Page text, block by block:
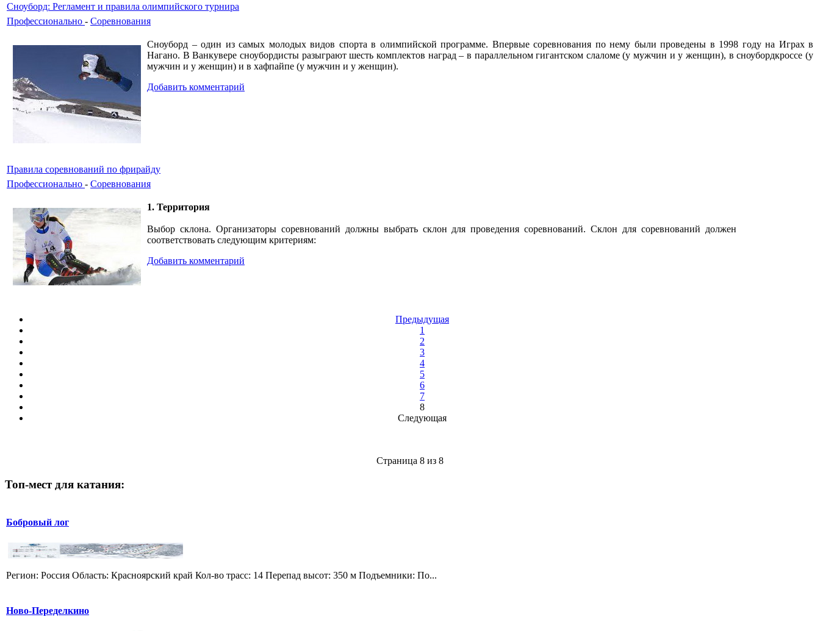
Сноуборд: Регламент и правила олимпийского турнира
Профессионально - Соревнования
Сноуборд – один из самых молодых видов спорта в олимпийской программе. Впервые соревнования по нему были проведены в 1998 году на Играх в
Нагано. В Ванкувере сноубордисты разыграют шесть комплектов наград – в параллельном гигантском слаломе (у мужчин и у женщин), в сноубордкроссе (у
мужчин и у женщин) и в хафпайпе (у мужчин и у женщин).
Добавить комментарий
Правила соревнований по фрирайду
Профессионально - Соревнования
1. Территория
Выбор склона. Организаторы соревнований должны выбрать склон для проведения соревнований. Склон для соревнований должен
соответствовать следующим критериям:
Добавить комментарий
Предыдущая
1
2
3
4
5
6
7
8
Следующая
Страница 8 из 8
Топ-мест для катания:
Бобровый лог
Регион: Россия Область: Красноярский край Кол-во трасс: 14 Перепад высот: 350 м Подъемники: По...
Ново-Переделкино